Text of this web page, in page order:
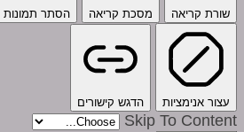
שורת קריאה מסכת קריאה הסתר תמונות
עצור אנימציות הדגש קישורים
Skip To Content